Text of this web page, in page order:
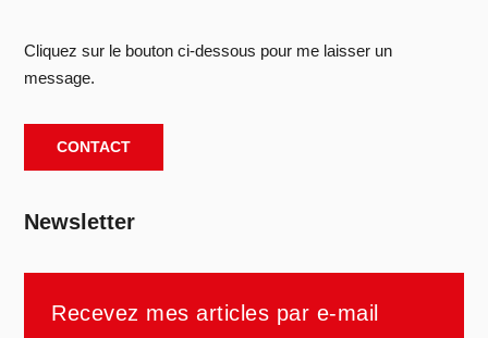
Cliquez sur le bouton ci-dessous pour me laisser un
message.
CONTACT
Newsletter
Recevez mes articles par e-mail